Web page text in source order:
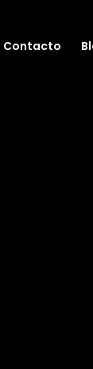
Contacto